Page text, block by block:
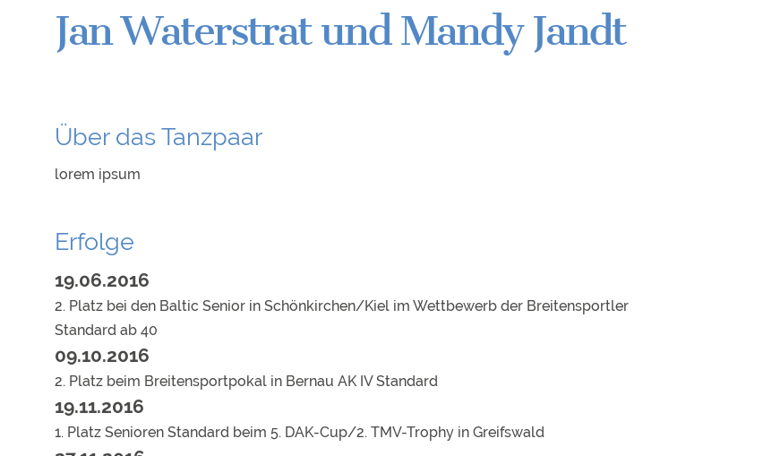
Jan Waterstrat und Mandy Jandt
Über das Tanzpaar
lorem ipsum
Erfolge
19.06.2016
2. Platz bei den Baltic Senior in Schönkirchen/Kiel im Wettbewerb der Breitensportler
Standard ab 40
09.10.2016
2. Platz beim Breitensportpokal in Bernau AK IV Standard
19.11.2016
1. Platz Senioren Standard beim 5. DAK-Cup/2. TMV-Trophy in Greifswald